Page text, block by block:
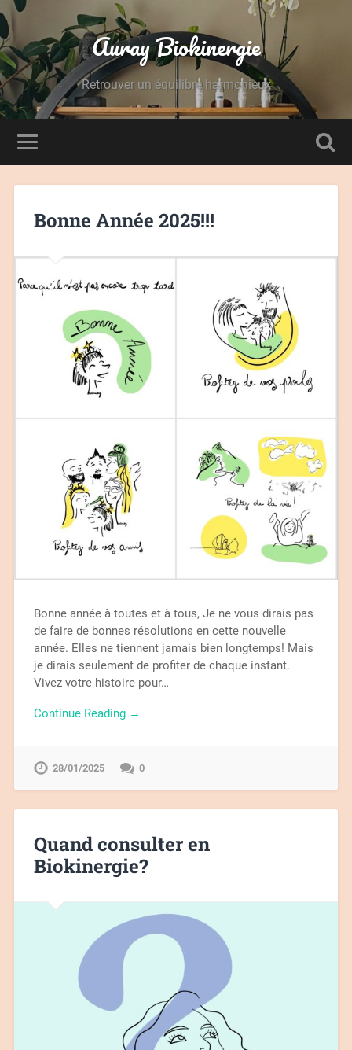
Auray Biokinergie
Retrouver un équilibre harmonieux
Bonne Année 2025!!!
Bonne année à toutes et à tous, Je ne vous dirais pas
de faire de bonnes résolutions en cette nouvelle
année. Elles ne tiennent jamais bien longtemps! Mais
je dirais seulement de profiter de chaque instant.
Vivez votre histoire pour…
Continue Reading →
28/01/2025 0
Quand consulter en
Biokinergie?